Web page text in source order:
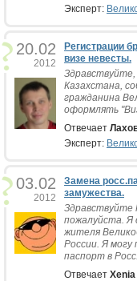
Эксперт:
20.02
2012
Регистрации
визе невесты.
Казахстана,
гражданина
оформлять
Отвечает
Эксперт:
03.02
2012
Замена
замужества.
пожалуйста. Я
жителя
России. Я могу
паспорт в
Отвечает Xenia